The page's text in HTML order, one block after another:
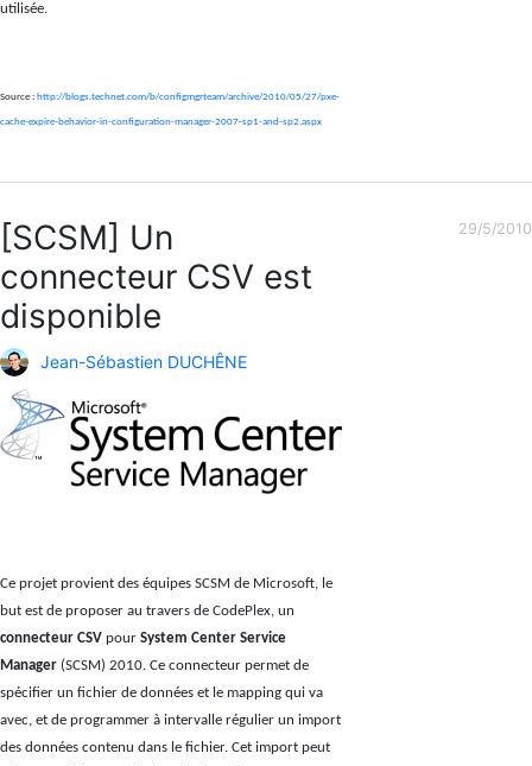
utilisée.
Source : http://blogs.technet.com/b/configmgrteam/archive/2010/05/27/pxe-
cache-expire-behavior-in-configuration-manager-2007-sp1-and-sp2.aspx
[SCSM] Un
connecteur CSV est
disponible
Jean-Sébastien DUCHÊNE
Ce projet provient des équipes SCSM de Microsoft, le
but est de proposer au travers de CodePlex, un
connecteur CSV pour System Center Service
Manager (SCSM) 2010. Ce connecteur permet de
spécifier un fichier de données et le mapping qui va
avec, et de programmer à intervalle régulier un import
des données contenu dans le fichier. Cet import peut
29/5/2010